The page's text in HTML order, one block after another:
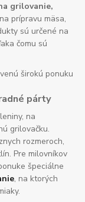
grilovanie,
prípravu mäsa,
sú určené na
čomu sú
širokú ponuku
párty
na
grilovačku.
rozmeroch,
Pre milovníkov
špeciálne
, na ktorých